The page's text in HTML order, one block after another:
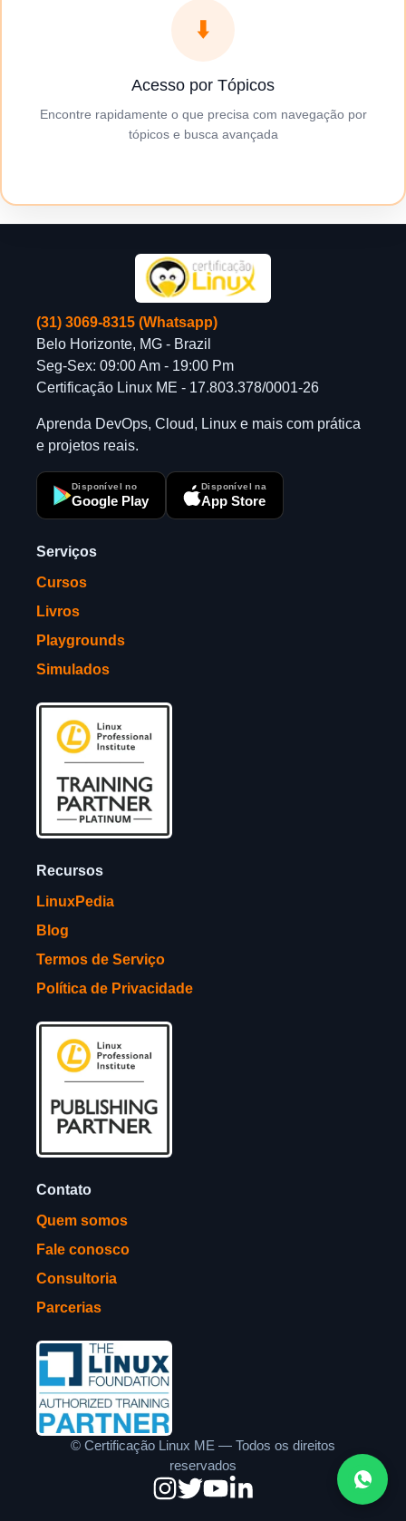
⬇️
Acesso por Tópicos
Encontre rapidamente o que precisa com navegação por
tópicos e busca avançada
(31) 3069-8315 (Whatsapp)
Belo Horizonte, MG - Brazil
Seg-Sex: 09:00 Am - 19:00 Pm
Certificação Linux ME - 17.803.378/0001-26
Aprenda DevOps, Cloud, Linux e mais com prática
e projetos reais.
Disponível no
Google Play
Disponível na
App Store
Serviços
Cursos
Livros
Playgrounds
Simulados
Recursos
LinuxPedia
Blog
Termos de Serviço
Política de Privacidade
Contato
Quem somos
Fale conosco
Consultoria
Parcerias
© Certificação Linux ME — Todos os direitos
reservados